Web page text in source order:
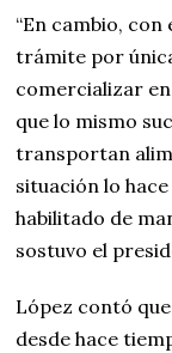
“En cambio,
trámite por
comercializar
que lo mismo
transportan
situación lo
habilitado de
sostuvo el
López contó
desde hace